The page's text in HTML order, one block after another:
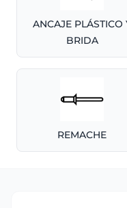
ANCAJE PLÁSTICO
BRIDA
REMACHE